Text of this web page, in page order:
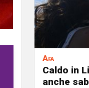
Afa
Caldo in
anche